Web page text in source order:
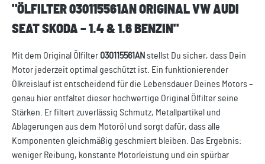
"ÖLFILTER 030115561AN ORIGINAL VW AUDI
SEAT SKODA – 1.4 & 1.6 BENZIN"
Mit dem Original Ölfilter 030115561AN stellst Du sicher, dass Dein
Motor jederzeit optimal geschützt ist. Ein funktionierender
Ölkreislauf ist entscheidend für die Lebensdauer Deines Motors –
genau hier entfaltet dieser hochwertige Original Ölfilter seine
Stärken. Er filtert zuverlässig Schmutz, Metallpartikel und
Ablagerungen aus dem Motoröl und sorgt dafür, dass alle
Komponenten gleichmäßig geschmiert bleiben. Das Ergebnis:
weniger Reibung, konstante Motorleistung und ein spürbar